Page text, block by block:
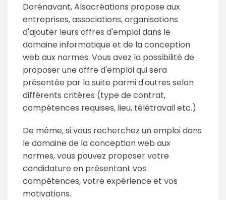
Dorénavant, Alsacréations propose aux
entreprises, associations, organisations
d'ajouter leurs offres d'emploi dans le
domaine informatique et de la conception
web aux normes. Vous avez la possibilité de
proposer une offre d'emploi qui sera
présentée par la suite parmi d'autres selon
différents critères (type de contrat,
compétences requises, lieu, télétravail etc.).
De même, si vous recherchez un emploi dans
le domaine de la conception web aux
normes, vous pouvez proposer votre
candidature en présentant vos
compétences, votre expérience et vos
motivations.